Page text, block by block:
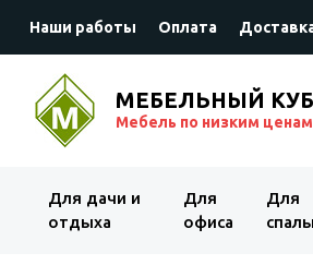
Наши работы Оплата
МЕБЕЛЬНЫЙ КУБ
Мебель по низким ценам
Для дачи и
отдыха
Для
офиса
Для